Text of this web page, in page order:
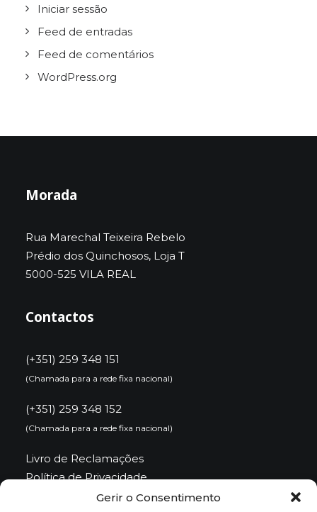
Gerir o Consentimento
Iniciar sessão
Feed de entradas
Feed de comentários
WordPress.org
Morada
Rua Marechal Teixeira Rebelo
Prédio dos Quinchosos, Loja T
5000-525 VILA REAL
Contactos
(+351) 259 348 151
(Chamada para a rede fixa nacional)
(+351) 259 348 152
(Chamada para a rede fixa nacional)
Livro de Reclamações
Política de Privacidade
Política de Cookies